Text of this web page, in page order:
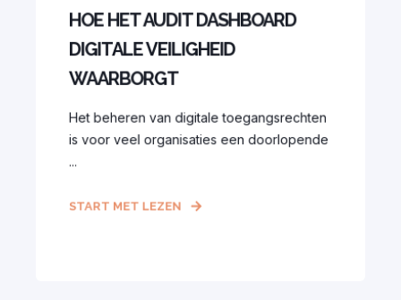
HOE HET AUDIT DASHBOARD
DIGITALE VEILIGHEID
WAARBORGT
Het beheren van digitale toegangsrechten
is voor veel organisaties een doorlopende
...
START MET LEZEN